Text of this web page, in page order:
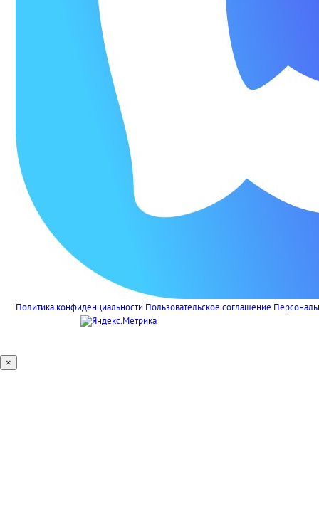
Политика конфиденциальности Пользовательское соглашение
×